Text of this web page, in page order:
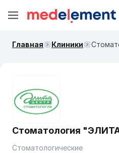
Главная Клиники
Стоматология
Стоматологические